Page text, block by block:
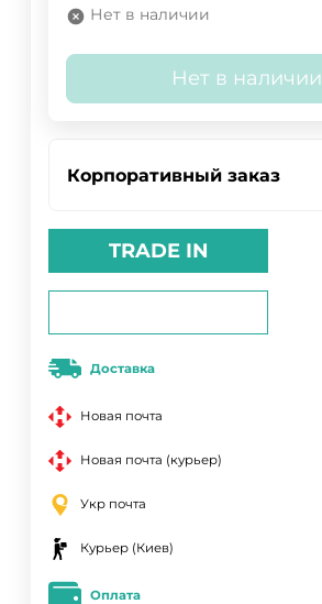
Нет в наличии
Нет в наличии
Корпоративный заказ
TRADE IN
Доставка
Новая почта
Новая почта (курьер)
Укр почта
Курьер (Киев)
Оплата